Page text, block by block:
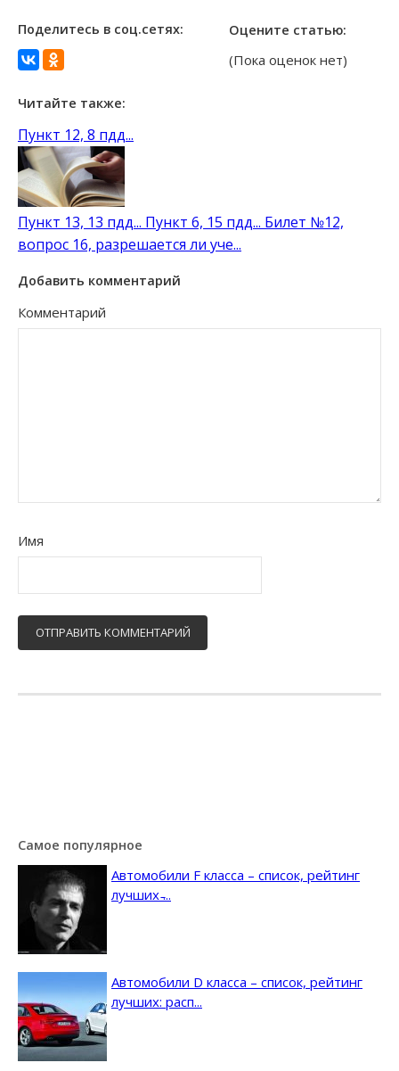
Поделитесь в соц.сетях: Оцените статью:
(Пока оценок нет)
Читайте также:
Пункт 12, 8 пдд...
Пункт 13, 13 пдд... Пункт 6, 15 пдд... Билет №12,
вопрос 16, разрешается ли уче...
Добавить комментарий
Комментарий
Имя
Самое популярное
Автомобили F класса – список, рейтинг
лучших ̵...
Автомобили D класса – список, рейтинг
лучших: расп...